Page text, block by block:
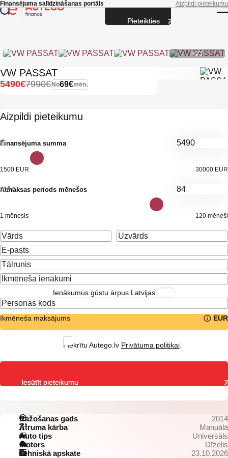
Skip to main content
Finansējuma salīdzināšanas portāls Aizpildi pieteikumu
+23
VW PASSAT
No69€mēn.
7990€
5490€
Aizpildi pieteikumu
Finansējuma summa
€
1500 EUR 30000 EUR
Atmaksas periods mēnešos
mēn.
1 mēnesis 120 mēneši
Ienākumus gūstu ārpus Latvijas
Ikmēneša maksājums EUR
Piekrītu Autego.lv Privātuma politikai.
Ražošanas gads
2014
Ātruma kārba
Manuālā
Auto tips
Universāls
Motors
Dīzelis
Tehniskā apskate
23.10.2026